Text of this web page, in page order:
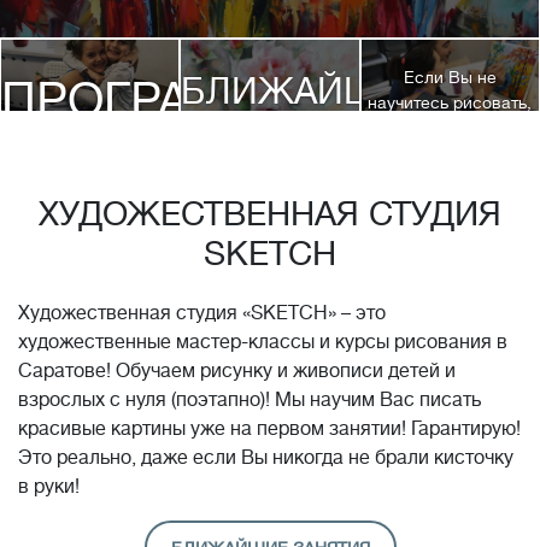
ПРОГРАММЫ
БЛИЖАЙШИЕЕсли Вы не
научитесь рисовать,
стоимость обучения!*
ХУДОЖЕСТВЕННАЯ СТУДИЯ
SKETCH
Художественная студия «SKETCH» – это
художественные мастер-классы и курсы рисования в
Саратове! Обучаем рисунку и живописи детей и
взрослых с нуля (поэтапно)! Мы научим Вас писать
красивые картины уже на первом занятии! Гарантирую!
Это реально, даже если Вы никогда не брали кисточку
в руки!